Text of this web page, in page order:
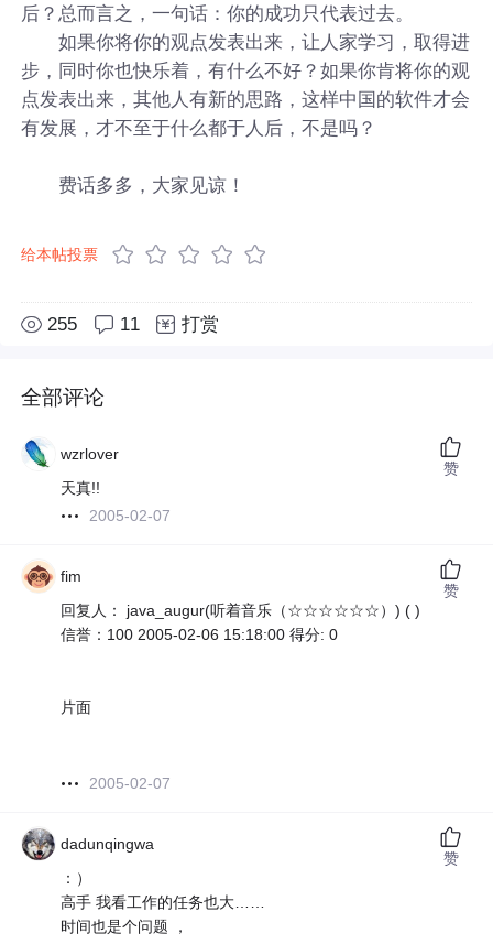
后？总而言之，一句话：你的成功只代表过去。
如果你将你的观点发表出来，让人家学习，取得进
步，同时你也快乐着，有什么不好？如果你肯将你的观
点发表出来，其他人有新的思路，这样中国的软件才会
有发展，才不至于什么都于人后，不是吗？
费话多多，大家见谅！
给本帖投票
255 11 打赏
全部评论
wzrlover
天真!!
2005-02-07
赞
fim
回复人： java_augur(听着音乐（☆☆☆☆☆☆）) ( )
信誉：100 2005-02-06 15:18:00 得分: 0
片面
2005-02-07
赞
dadunqingwa
：）
高手 我看工作的任务也大……
时间也是个问题 ，
赞